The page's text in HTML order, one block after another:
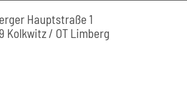
Hauptstraße 1
Kolkwitz / OT Limberg